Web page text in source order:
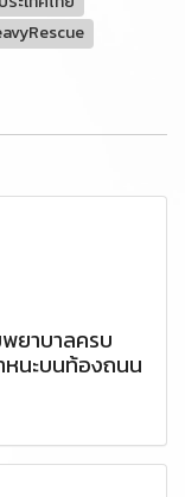
ยาบาลครบ
หนะบนท้องถนน